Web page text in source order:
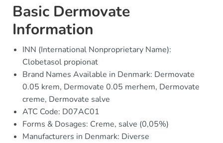
Basic Dermovate
Information
INN (International Nonproprietary Name):
Clobetasol propionat
Brand Names Available in Denmark: Dermovate
0.05 krem, Dermovate 0.05 merhem, Dermovate
creme, Dermovate salve
ATC Code: D07AC01
Forms & Dosages: Creme, salve (0,05%)
Manufacturers in Denmark: Diverse